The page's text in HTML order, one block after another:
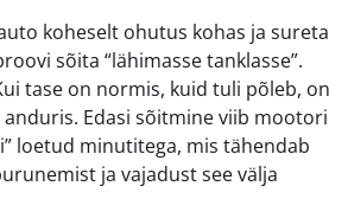
koheselt ohutus kohas ja sureta
sõita “lähimasse tanklasse”.
tase on normis, kuid tuli põleb, on
Edasi sõitmine viib mootori
loetud minutitega, mis tähendab
ja vajadust see välja